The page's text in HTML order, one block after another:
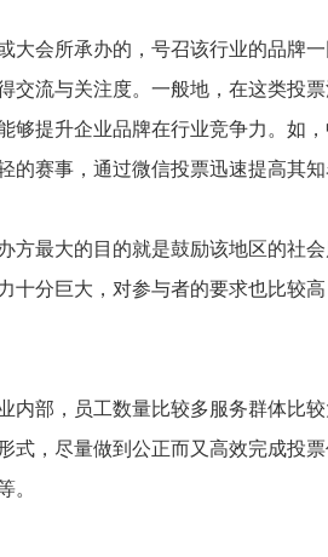
大会所承办的，号召该行业的品牌
交流与关注度。一般地，在这类投
够提升企业品牌在行业竞争力。如
的赛事，通过微信投票迅速提高其知
方最大的目的就是鼓励该地区的社
十分巨大，对参与者的要求也比较
内部，员工数量比较多服务群体比
式，尽量做到公正而又高效完成投
。